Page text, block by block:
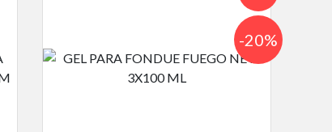
-20%